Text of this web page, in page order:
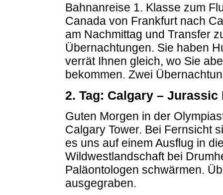
Bahnanreise 1. Klasse zum
Canada von Frankfurt nach
am Nachmittag und Transfer
Übernachtungen. Sie haben
verrät Ihnen gleich, wo Sie
bekommen. Zwei
2. Tag: Calgary –
Guten Morgen in der
Calgary Tower. Bei Fernsicht
es uns auf einem Ausflug in
Wildwestlandschaft bei
Paläontologen schwärmen.
ausgegraben.